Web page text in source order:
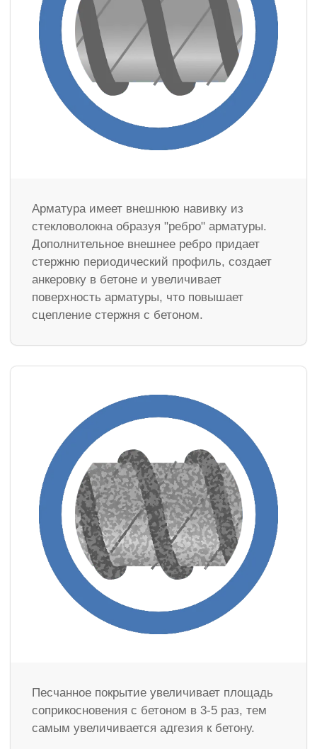
Арматура имеет внешнюю навивку из
стекловолокна образуя "ребро" арматуры.
Дополнительное внешнее ребро придает
стержню периодический профиль, создает
анкеровку в бетоне и увеличивает
поверхность арматуры, что повышает
сцепление стержня с бетоном.
Песчанное покрытие увеличивает площадь
соприкосновения с бетоном в 3-5 раз, тем
самым увеличивается адгезия к бетону.